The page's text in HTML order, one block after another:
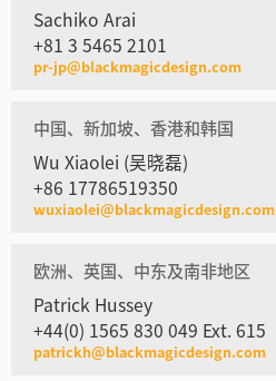
Sachiko Arai
+81 3 5465 2101
pr-jp@blackmagicdesign.com
中国、新加坡、香港和韩国
Wu Xiaolei (吴晓磊)
+86 17786519350
wuxiaolei@blackmagicdesign.com
欧洲、英国、中东及南非地区
Patrick Hussey
+44(0) 1565 830 049 Ext. 615
patrickh@blackmagicdesign.com